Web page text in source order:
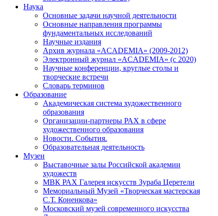
Наука
Основные задачи научной деятельности
Основные направления программы
фундаментальных исследований
Научные издания
Архив журнала «ACADEMIA» (2009-2012)
Электронный журнал «ACADEMIA» (с 2020)
Научные конференции, круглые столы и
творческие встречи
Словарь терминов
Образование
Академическая система художественного
образования
Организации-партнеры РАХ в сфере
художественного образования
Новости. События.
Образовательная деятельность
Музеи
Выставочные залы Российской академии
художеств
МВК РАХ Галерея искусств Зураба Церетели
Мемориальный Музей «Творческая мастерская
С.Т. Коненкова»
Московский музей современного искусства